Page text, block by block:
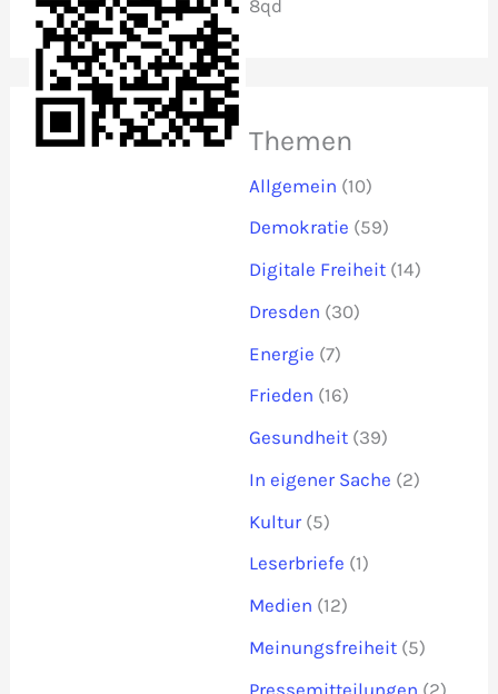
8qd
Themen
Allgemein (10)
Demokratie (59)
Digitale Freiheit (14)
Dresden (30)
Energie (7)
Frieden (16)
Gesundheit (39)
In eigener Sache (2)
Kultur (5)
Leserbriefe (1)
Medien (12)
Meinungsfreiheit (5)
Pressemitteilungen (2)